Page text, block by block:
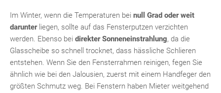
Im Winter, wenn die Temperaturen bei null Grad oder weit
darunterliegen, sollte auf das Fensterputzen verzichten
werden. Ebenso bei direkter Sonneneinstrahlung, da die
Glasscheibe so schnell trocknet, dass hässliche Schlieren
entstehen. Wenn Sie den Fensterrahmen reinigen, fegen Sie
ähnlich wie bei den Jalousien, zuerst mit einem Handfeger den
größten Schmutz weg. Bei Fenstern haben Mieter weitgehend